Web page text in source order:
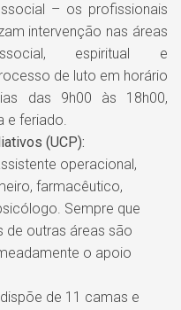
– os profissionais
intervenção nas áreas
espiritual e
de luto em horário
das 9h00 às 18h00,
e feriado.
(UCP):
operacional,
farmacêutico,
Sempre que
de outras áreas são
o apoio
de 11 camas e